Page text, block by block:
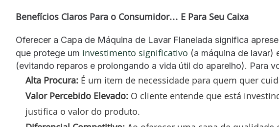
Benefícios Claros Para o Consumidor… E Para Seu Caixa
Oferecer a Capa de Máquina de Lavar Flanelada significa
que protege um investimento significativo (a máquina de lavar)
(evitando reparos e prolongando a vida útil do aparelho). Para
Alta Procura: É um item de necessidade para quem quer
Valor Percebido Elevado: O cliente entende que está
justifica o valor do produto.